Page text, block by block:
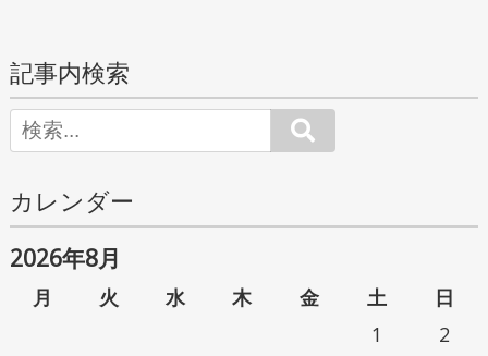
記事内検索
カレンダー
2026年8月
月 火 水 木 金 土
日
1
2